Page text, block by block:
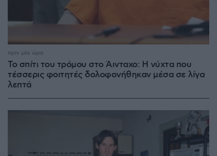
Το σπίτι του τρόμου στο Άινταχο: Η νύχτα που
τέσσερις φοιτητές δολοφονήθηκαν μέσα σε λίγα
λεπτά
πριν μία ώρα